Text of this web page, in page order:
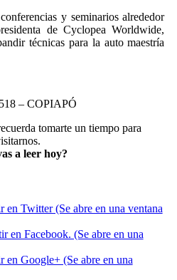
y seminarios alrededor
de Cyclopea Worldwide,
técnicas para la auto maestría
– COPIAPÓ
tomarte un tiempo para
a leer hoy?
en Twitter (Se abre en una ventana
en Facebook. (Se abre en una
en Google+ (Se abre en una